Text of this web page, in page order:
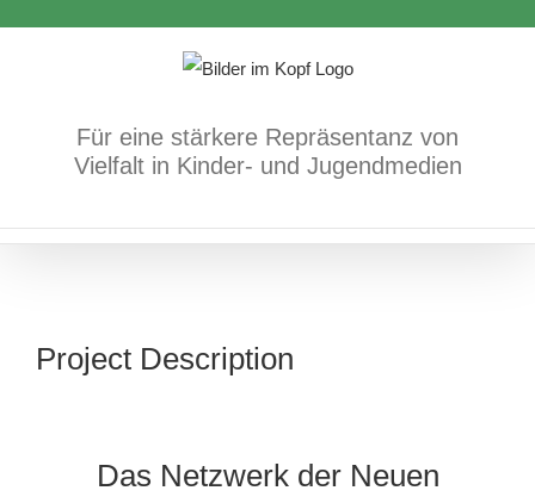
Für eine stärkere Repräsentanz von
Vielfalt in Kinder- und Jugendmedien
Project Description
Das Netzwerk der Neuen